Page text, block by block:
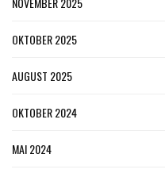
OKTOBER 2025
AUGUST 2025
OKTOBER 2024
MAI 2024